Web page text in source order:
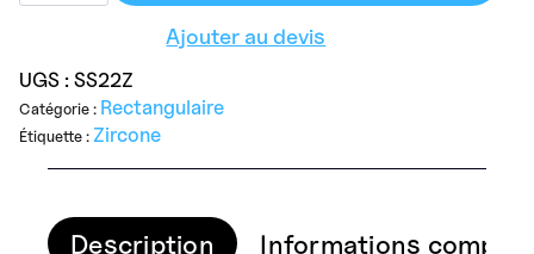
Ajouter au devis
UGS : SS22Z
Catégorie : Rectangulaire
Étiquette : Zircone
Description Informations